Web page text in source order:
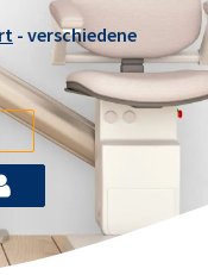
- verschiedene